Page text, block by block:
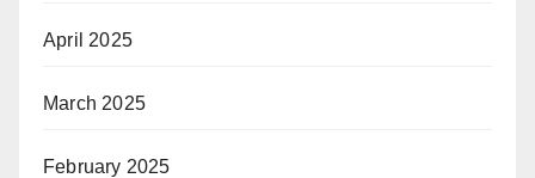
April 2025
March 2025
February 2025